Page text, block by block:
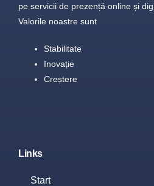
pe servicii de prezență online și
Valorile noastre sunt
Stabilitate
Inovație
Creștere
Links
Start